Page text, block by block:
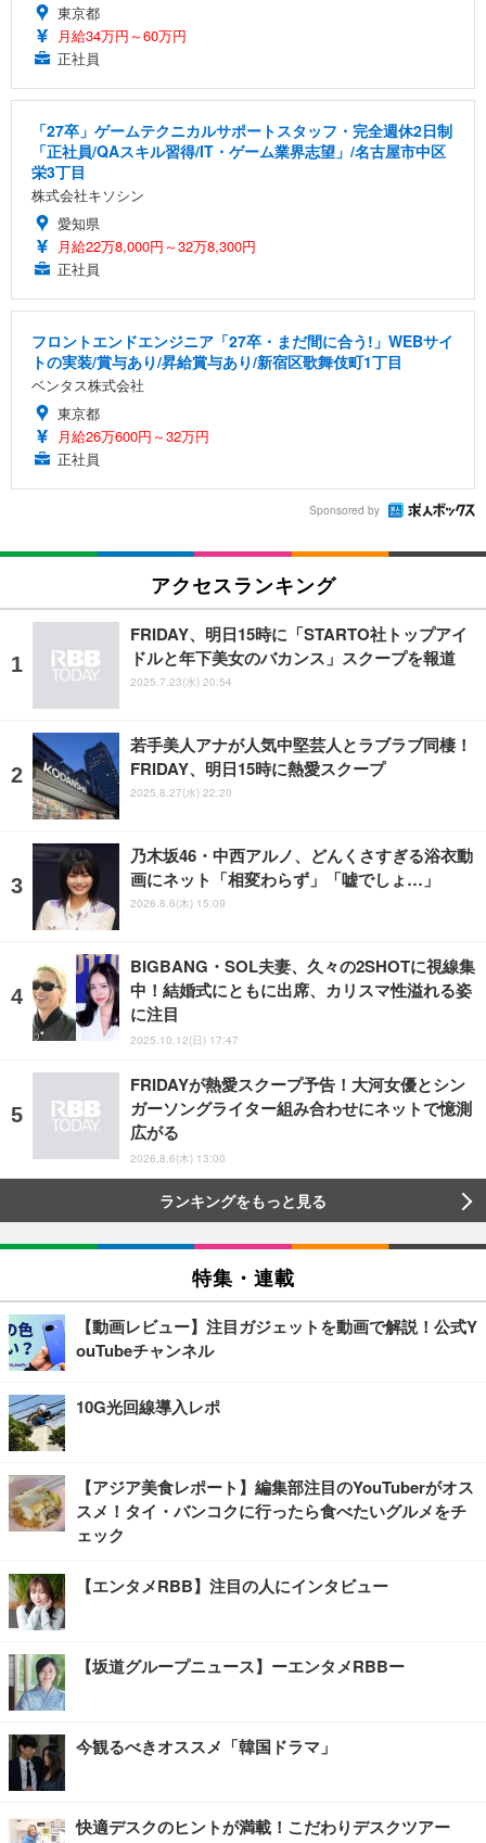
東京都
月給34万円～60万円
正社員
「27卒」ゲームテクニカルサポートスタッフ・完全週休2日制
「正社員/QAスキル習得/IT・ゲーム業界志望」/名古屋市中区
栄3丁目
株式会社キソシン
愛知県
月給22万8,000円～32万8,300円
正社員
フロントエンドエンジニア「27卒・まだ間に合う!」WEBサイ
トの実装/賞与あり/昇給賞与あり/新宿区歌舞伎町1丁目
ベンタス株式会社
東京都
月給26万600円～32万円
正社員
Sponsored by
アクセスランキング
FRIDAY、明日15時に「STARTO社トップアイ
ドルと年下美女のバカンス」スクープを報道
2025.7.23(水) 20:54
若手美人アナが人気中堅芸人とラブラブ同棲！
FRIDAY、明日15時に熱愛スクープ
2025.8.27(水) 22:20
乃木坂46・中西アルノ、どんくさすぎる浴衣動
画にネット「相変わらず」「嘘でしょ…」
2026.8.6(木) 15:09
BIGBANG・SOL夫妻、久々の2SHOTに視線集
中！結婚式にともに出席、カリスマ性溢れる姿
に注目
2025.10.12(日) 17:47
FRIDAYが熱愛スクープ予告！大河女優とシン
ガーソングライター組み合わせにネットで憶測
広がる
2026.8.6(木) 13:00
ランキングをもっと見る
特集・連載
【動画レビュー】注目ガジェットを動画で解説！公式Y
ouTubeチャンネル
10G光回線導入レポ
【アジア美食レポート】編集部注目のYouTuberがオス
スメ！タイ・バンコクに行ったら食べたいグルメをチ
ェック
【エンタメRBB】注目の人にインタビュー
【坂道グループニュース】ーエンタメRBBー
今観るべきオススメ「韓国ドラマ」
快適デスクのヒントが満載！こだわりデスクツアー